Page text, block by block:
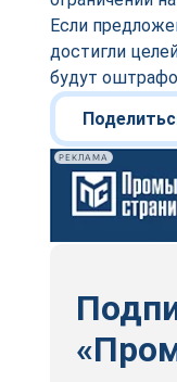
Если
достигли
будут
РЕКЛАМА